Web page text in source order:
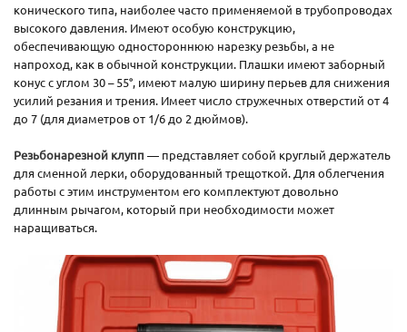
конического типа, наиболее часто применяемой в трубопроводах
высокого давления. Имеют особую конструкцию,
обеспечивающую одностороннюю нарезку резьбы, а не
напроход, как в обычной конструкции. Плашки имеют заборный
конус с углом 30 – 55°, имеют малую ширину перьев для снижения
усилий резания и трения. Имеет число стружечных отверстий от 4
до 7 (для диаметров от 1/6 до 2 дюймов).
Резьбонарезной клупп — представляет собой круглый держатель
для сменной лерки, оборудованный трещоткой. Для облегчения
работы с этим инструментом его комплектуют довольно
длинным рычагом, который при необходимости может
наращиваться.